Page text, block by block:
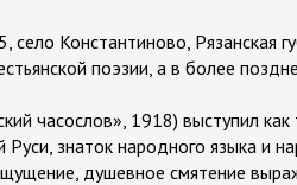
Константиново, Рязанская
поэзии, а в более
часослов», 1918) выступил как
Руси, знаток народного языка и
душевное смятение